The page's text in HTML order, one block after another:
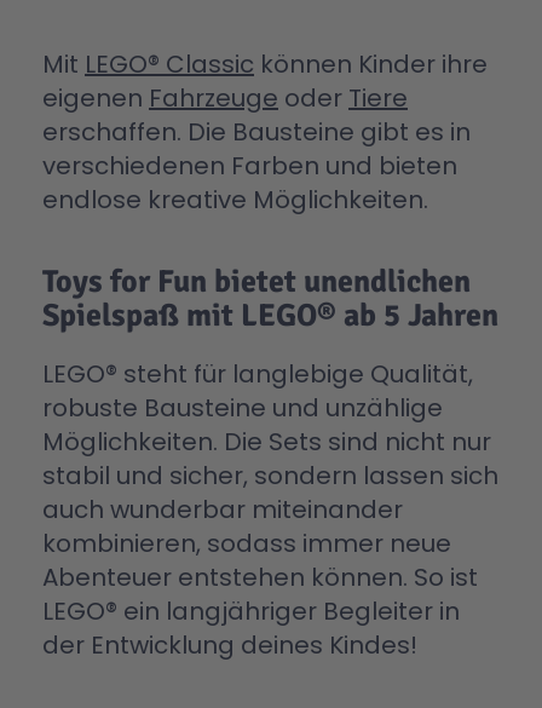
Mit LEGO® Classic können Kinder ihre
eigenen Fahrzeuge oder Tiere
erschaffen. Die Bausteine gibt es in
verschiedenen Farben und bieten
endlose kreative Möglichkeiten.
Toys for Fun bietet unendlichen
Spielspaß mit LEGO® ab 5 Jahren
LEGO® steht für langlebige Qualität,
robuste Bausteine und unzählige
Möglichkeiten. Die Sets sind nicht nur
stabil und sicher, sondern lassen sich
auch wunderbar miteinander
kombinieren, sodass immer neue
Abenteuer entstehen können. So ist
LEGO® ein langjähriger Begleiter in
der Entwicklung deines Kindes!